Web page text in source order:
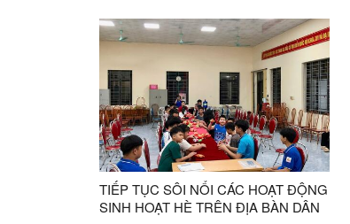
TIẾP TỤC SÔI NỔI CÁC HOẠT ĐỘNG
SINH HOẠT HÈ TRÊN ĐỊA BÀN DÂN